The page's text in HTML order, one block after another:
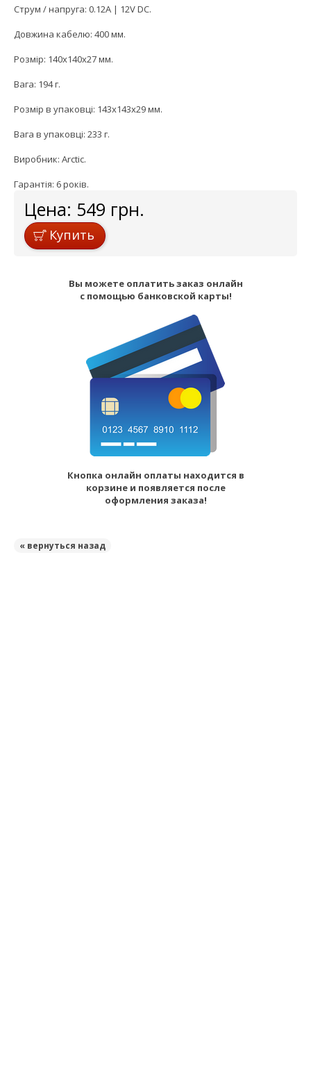
Струм / напруга: 0.12A | 12V DC.
Довжина кабелю: 400 мм.
Розмір: 140x140x27 мм.
Вага: 194 г.
Розмір в упаковці: 143x143x29 мм.
Вага в упаковці: 233 г.
Виробник: Arctic.
Гарантія: 6 років.
Цена: 549 грн.
Купить
Вы можете оплатить заказ онлайн
с помощью банковской карты!
Кнопка онлайн оплаты находится в
корзине и появляется после
оформления заказа!
« вернуться назад